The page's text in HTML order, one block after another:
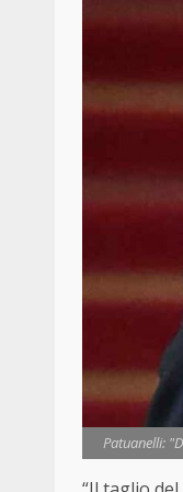
Patuanelli: